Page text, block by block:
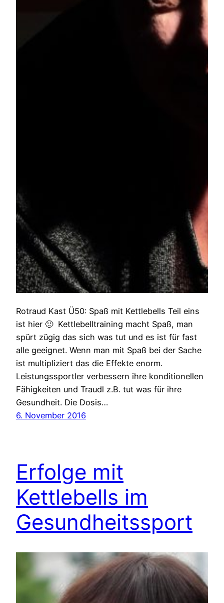
Rotraud Kast Ü50: Spaß mit Kettlebells Teil eins
ist hier 🙂 Kettlebelltraining macht Spaß, man
spürt zügig das sich was tut und es ist für fast
alle geeignet. Wenn man mit Spaß bei der Sache
ist multipliziert das die Effekte enorm.
Leistungssportler verbessern ihre konditionellen
Fähigkeiten und Traudl z.B. tut was für ihre
Gesundheit. Die Dosis…
6. November 2016
Erfolge mit
Kettlebells im
Gesundheitssport